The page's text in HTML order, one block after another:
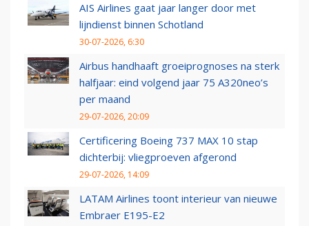
AIS Airlines gaat jaar langer door met
lijndienst binnen Schotland
30-07-2026, 6:30
Airbus handhaaft groeiprognoses na sterk
halfjaar: eind volgend jaar 75 A320neo’s
per maand
29-07-2026, 20:09
Certificering Boeing 737 MAX 10 stap
dichterbij: vliegproeven afgerond
29-07-2026, 14:09
LATAM Airlines toont interieur van nieuwe
Embraer E195-E2